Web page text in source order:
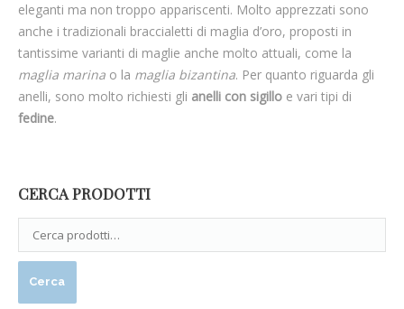
eleganti ma non troppo appariscenti. Molto apprezzati sono
anche i tradizionali braccialetti di maglia d’oro, proposti in
tantissime varianti di maglie anche molto attuali, come la
maglia marina o la maglia bizantina. Per quanto riguarda gli
anelli, sono molto richiesti gli anelli con sigillo e vari tipi di
fedine.
CERCA PRODOTTI
Cerca